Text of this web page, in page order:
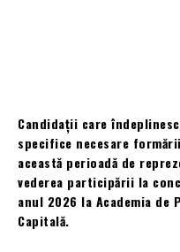
Candidații care
specifice necesare
această perioadă de
vederea participării la
anul 2026 la Academia de
Capitală.